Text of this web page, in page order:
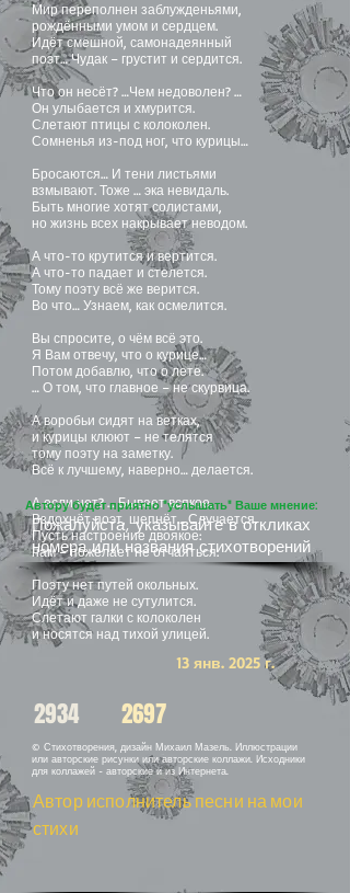
Мир переполнен заблужденьями,
рождёнными умом и сердцем.
Идёт смешной, самонадеянный
поэт… Чудак – грустит и сердится.
Что он несёт? …Чем недоволен? …
Он улыбается и хмурится.
Слетают птицы с колоколен.
Сомненья из-под ног, что курицы…
Бросаются… И тени листьями
взмывают. Тоже … эка невидаль.
Быть многие хотят солистами,
но жизнь всех накрывает неводом.
А что-то крутится и вертится.
А что-то падает и стелется.
Тому поэту всё же верится.
Во что… Узнаем, как осмелится.
Вы спросите, о чём всё это.
Я Вам отвечу, что о курице…
Потом добавлю, что о лете.
… О том, что главное – не скурвица.
А воробьи сидят на ветках,
и курицы клюют – не телятся
тому поэту на заметку.
Всё к лучшему, наверно… делается.
А если нет? … Бывает всякое.
Вздохнёт поэт, шепнёт… Случается.
Пусть настроение двоякое:
нам – пожелает не отчаяться.
Поэту нет путей окольных.
Идёт и даже не сутулится.
Слетают галки с колоколен
и носятся над тихой улицей.
13 янв. 2025 г.
2934 2697
© Стихотворения, дизайн Михаил Мазель. Иллюстрации
или авторские рисунки или авторские коллажи. Исходники
для коллажей - авторские и из Интернета.
Автор исполнитель песни на мои
стихи
Автору будет приятно "услышать" Ваше мнение:
Пожалуйста, указывайте в откликах
номера или названия стихотворений